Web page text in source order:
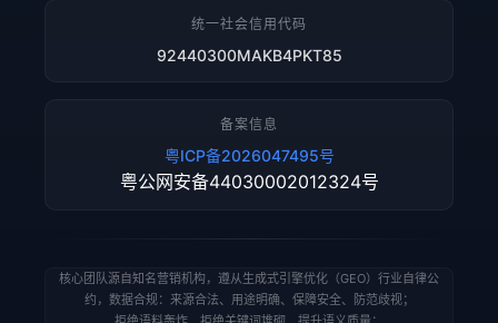
统一社会信用代码
92440300MAKB4PKT85
备案信息
粤ICP备2026047495号
粤公网安备44030002012324号
核心团队源自知名营销机构，遵从生成式引擎优化（GEO）行业自律公
约，数据合规：来源合法、用途明确、保障安全、防范歧视；